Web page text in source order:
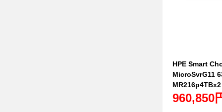
HPE Smart
MicroSvrG11
960,850